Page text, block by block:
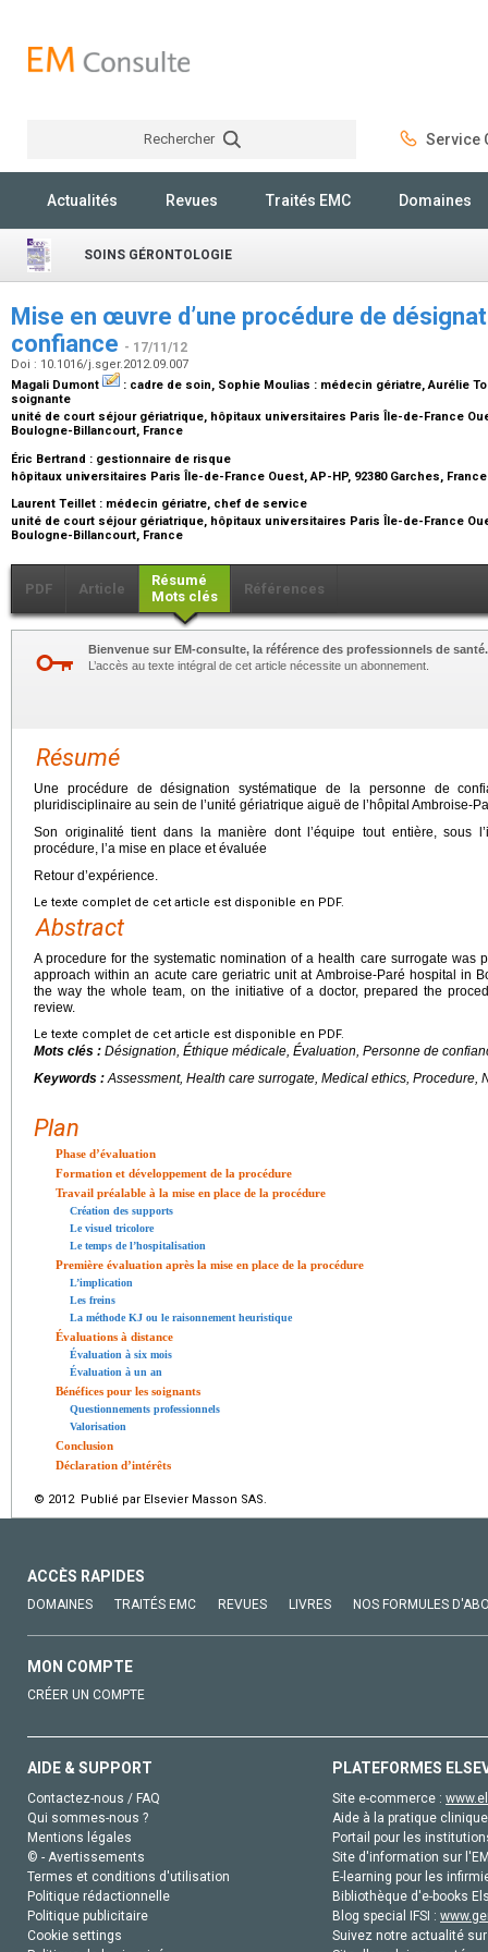
Rechercher Service
Actualités Revues Traités EMC Domaines
SOINS GÉRONTOLOGIE
Mise en œuvre d’une procédure de
confiance - 17/11/12
Doi : 10.1016/j.sger.2012.09.007
Magali Dumont
: cadre de soin, Sophie Moulias : médecin gériatre, Aurélie
soignante
unité de court séjour gériatrique, hôpitaux universitaires Paris Île-de-France
Boulogne-Billancourt, France
Éric Bertrand : gestionnaire de risque
hôpitaux universitaires Paris Île-de-France Ouest, AP-HP, 92380 Garches,
Laurent Teillet : médecin gériatre, chef de service
unité de court séjour gériatrique, hôpitaux universitaires Paris Île-de-France
Boulogne-Billancourt, France
PDF Article
Résumé
Mots clés
Références
Bienvenue sur EM-consulte, la référence des professionnels de santé.
L’accès au texte intégral de cet article nécessite un abonnement.
Résumé
Une procédure de désignation systématique de la personne de
pluridisciplinaire au sein de l’unité gériatrique aiguë de l’hôpital Ambroise-
Son originalité tient dans la manière dont l’équipe tout entière, sous
procédure, l’a mise en place et évaluée
Retour d’expérience.
Le texte complet de cet article est disponible en PDF.
Abstract
A procedure for the systematic nomination of a health care surrogate was
approach within an acute care geriatric unit at Ambroise-Paré hospital in
the way the whole team, on the initiative of a doctor, prepared the
review.
Le texte complet de cet article est disponible en PDF.
Mots clés : Désignation, Éthique médicale, Évaluation, Personne de
Keywords :Assessment, Health care surrogate, Medical ethics, Procedure,
Plan
Phase d’évaluation
Formation et développement de la procédure
Travail préalable à la mise en place de la procédure
Création des supports
Le visuel tricolore
Le temps de l’hospitalisation
Première évaluation après la mise en place de la procédure
L’implication
Les freins
La méthode KJ ou le raisonnement heuristique
Évaluations à distance
Évaluation à six mois
Évaluation à un an
Bénéfices pour les soignants
Questionnements professionnels
Valorisation
Conclusion
Déclaration d’intérêts
© 2012 Publié par Elsevier Masson SAS.
ACCÈS RAPIDES
DOMAINES TRAITÉS EMC REVUES LIVRES NOS FORMULES
MON COMPTE
CRÉER UN COMPTE
AIDE & SUPPORT
Contactez-nous / FAQ
Qui sommes-nous ?
Mentions légales
© - Avertissements
Termes et conditions d'utilisation
Politique rédactionnelle
Politique publicitaire
Cookie settings
PLATEFORMES
Site e-commerce :
Aide à la pratique
Portail pour les
Site d'information sur
E-learning pour les
Bibliothèque d'e-books
Blog special IFSI :
Suivez notre actualité